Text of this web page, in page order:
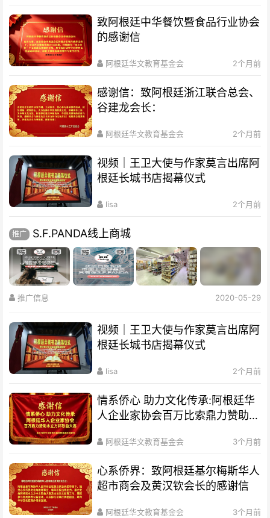
致阿根廷中华餐饮暨食品行业协会
的感谢信
阿根廷华文教育基金会 2个月前
感谢信：致阿根廷浙江联合总会、
谷建龙会长：
阿根廷华文教育基金会 2个月前
视频｜王卫大使与作家莫言出席阿
根廷长城书店揭幕仪式
lisa 2个月前
推广 S.F.PANDA线上商城
推广信息 2020-05-29
视频｜王卫大使与作家莫言出席阿
根廷长城书店揭幕仪式
lisa 2个月前
情系侨心 助力文化传承:阿根廷华
人企业家协会百万比索鼎力赞助水
阿根廷华文教育基金会 3个月前
心系侨界​：致阿根廷基尔梅斯华人
超市商会及黄汉钦会长的感谢信
阿根廷华文教育基金会 3个月前